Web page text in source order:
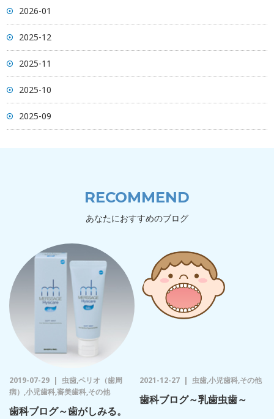
2026-01
2025-12
2025-11
2025-10
2025-09
RECOMMEND
あなたにおすすめのブログ
2019-07-29
虫歯,ペリオ（歯周
病）,小児歯科,審美歯科,その他
歯科ブログ～歯がしみる。
2021-12-27 虫歯,小児歯科,その他
歯科ブログ～乳歯虫歯～